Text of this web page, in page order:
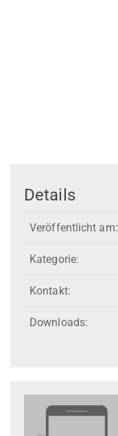
Details
Veröffentlicht am:
Kategorie:
Kontakt:
Downloads: